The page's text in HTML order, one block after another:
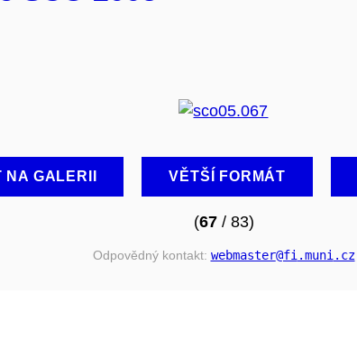
NA GALERII VĚTŠÍ FORMÁT
(67/ 83)
Odpovědný kontakt: webmaster@fi .muni .cz